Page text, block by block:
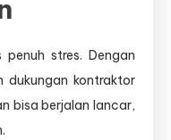
stres. Dengan
dukungan kontraktor
bisa berjalan lancar,